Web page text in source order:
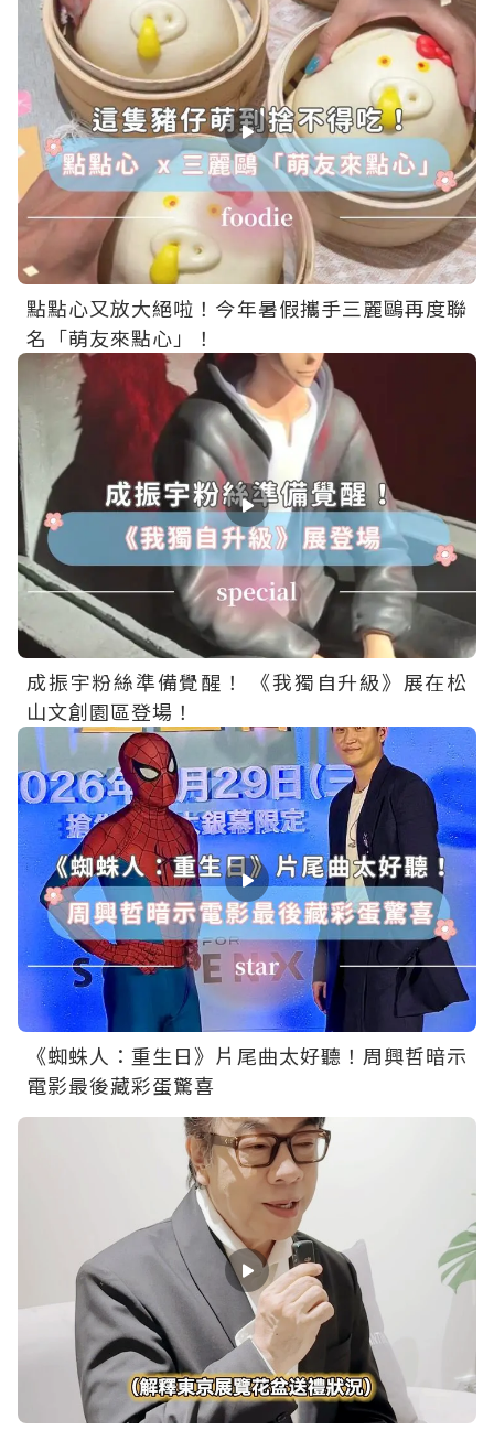
點點心又放大絕啦！今年暑假攜手三麗鷗再度聯
名「萌友來點心」！
成振宇粉絲準備覺醒！ 《我獨自升級》展在松
山文創園區登場！
《蜘蛛人：重生日》片尾曲太好聽！周興哲暗示
電影最後藏彩蛋驚喜